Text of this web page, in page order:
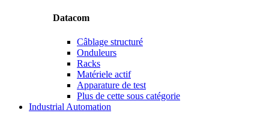
Datacom
Câblage structuré
Onduleurs
Racks
Matériele actif
Apparature de test
Plus de cette sous catégorie
Industrial Automation